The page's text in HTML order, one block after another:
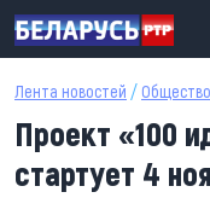
Перейти к основному
Лента новостей / Общество
Проект «100
стартует 4